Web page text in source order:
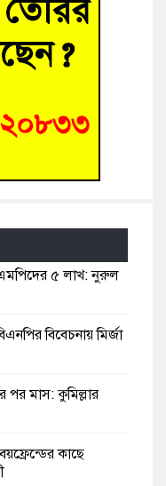
এমপিদের ৫ লাখ: নুরুল
বিবেচনায় মির্জা
মাস: কুমিল্লার
কাছে